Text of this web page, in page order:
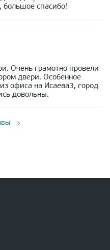
большое спасибо!
Очень грамотно провели
двери. Особенное
офиса на Исаева3, город
довольны.